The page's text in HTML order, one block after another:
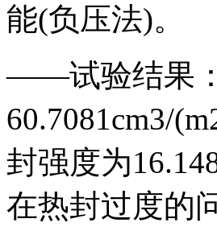
能(负压法)。
——试验结果
60.7081cm3/
封强度为
在热封过度的